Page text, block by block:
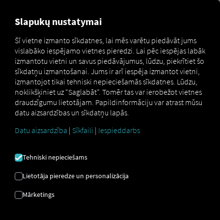
Marketplace Connectors fleet.tech Connect
FLEET.TECH
SAVIENOJUMA IZVEIDE
Ārēja pakalpojumu sniedzēja
integrācija
Vai jūs izmantojat mūsu partnera
Slapukų nustatymai
Šī vietne izmanto sīkdatnes, lai mēs varētu piedāvāt jums
vislabāko iespējamo vietnes pieredzi. Lai pēc iespējas labāk
izmantotu vietni un savus piedāvājumus, lūdzu, piekrītiet šo
sīkdatņu izmantošanai. Jums ir arī iespēja izmantot vietni,
izmantojot tikai tehniski nepieciešamās sīkdatnes. Lūdzu,
noklikšķiniet uz “Saglabāt”. Tomēr tas var ierobežot vietnes
draudzīgumu lietotājam. Papildinformāciju var atrast mūsu
datu aizsardzības un sīkdatņu lapās.
Datu aizsardzība | Sīkfaili | Iespieddarbs
Tehniski nepieciešams
Lietotāja pieredze un personalizācija
Mārketings